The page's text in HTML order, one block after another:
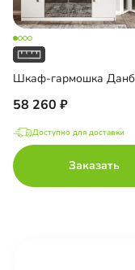
Шкаф-гармошка
58 260
Доступно для доставки
Заказать